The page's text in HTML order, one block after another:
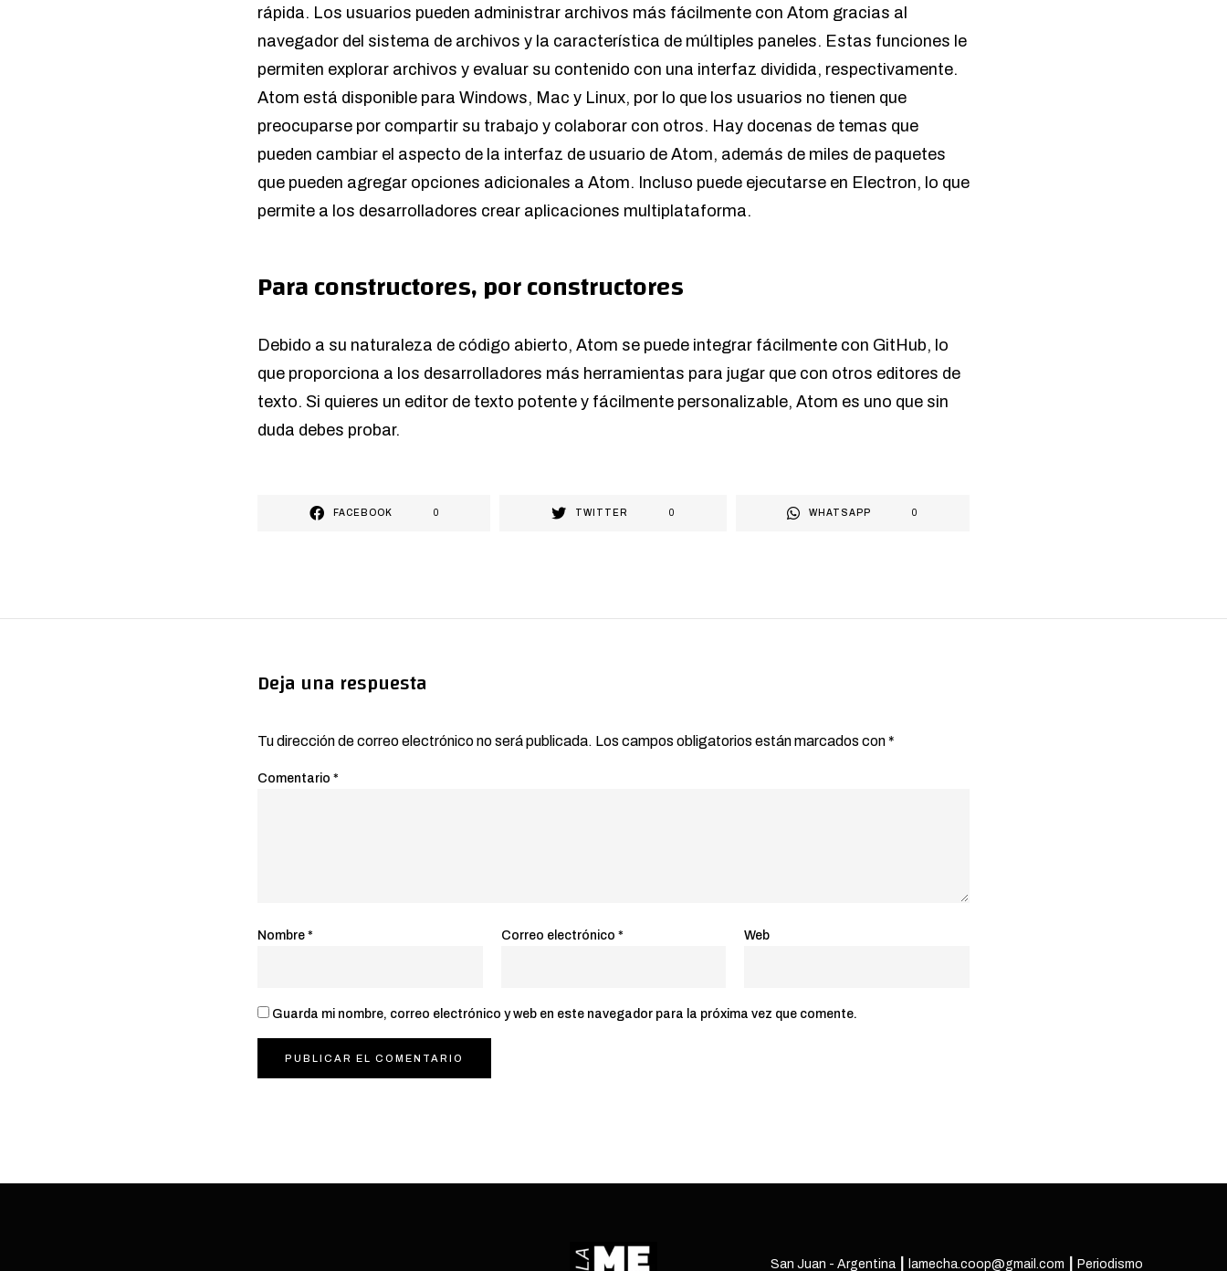
rápida. Los usuarios pueden administrar archivos más fácilmente con Atom gracias al
navegador del sistema de archivos y la característica de múltiples paneles. Estas funciones le
permiten explorar archivos y evaluar su contenido con una interfaz dividida, respectivamente.
Atom está disponible para Windows, Mac y Linux, por lo que los usuarios no tienen que
preocuparse por compartir su trabajo y colaborar con otros. Hay docenas de temas que
pueden cambiar el aspecto de la interfaz de usuario de Atom, además de miles de paquetes
que pueden agregar opciones adicionales a Atom. Incluso puede ejecutarse en Electron, lo que
permite a los desarrolladores crear aplicaciones multiplataforma.
Para constructores, por constructores
Debido a su naturaleza de código abierto, Atom se puede integrar fácilmente con GitHub, lo
que proporciona a los desarrolladores más herramientas para jugar que con otros editores de
texto. Si quieres un editor de texto potente y fácilmente personalizable, Atom es uno que sin
duda debes probar.
FACEBOOK 0 TWITTER 0 WHATSAPP 0
Deja una respuesta
Tu dirección de correo electrónico no será publicada. Los campos obligatorios están marcados con*
Comentario *
Nombre * Correo electrónico * Web
Guarda mi nombre, correo electrónico y web en este navegador para la próxima vez que comente.
San Juan - Argentina ┃ lamecha.coop@gmail.com ┃ Periodismo